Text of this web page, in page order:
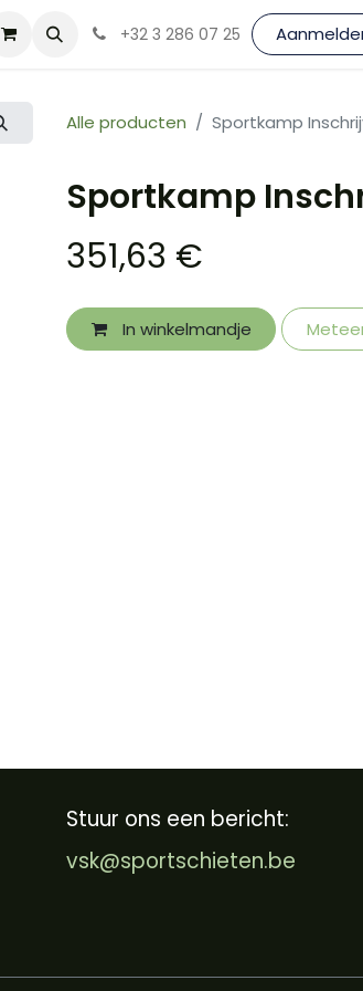
+32 3 286 07 25
Alle producten Sportkamp
Sportkamp
351,63 €
In winkelmandje
Stuur ons een bericht:
vsk@sportschieten.be